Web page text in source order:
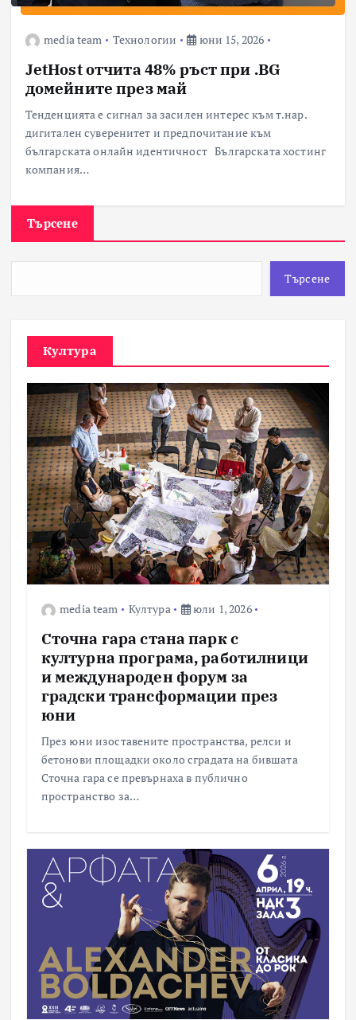
media team Технологии юни 15, 2026
JetHost отчита 48% ръст при .BG
домейните през май
Тенденцията е сигнал за засилен интерес към т.нар.
дигитален суверенитет и предпочитание към
българската онлайн идентичност Българската хостинг
компания…
Търсене
Търсене
Култура
media team Култура юли 1, 2026
Сточна гара стана парк с
културна програма, работилници
и международен форум за
градски трансформации през
юни
През юни изоставените пространства, релси и
бетонови площадки около сградата на бившата
Сточна гара се превърнаха в публично
пространство за…